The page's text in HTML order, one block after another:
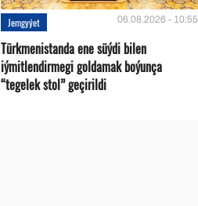
Jemgyýet 06.08.2026 - 10:55
Türkmenistanda ene süýdi bilen
iýmitlendirmegi goldamak boýunça
“tegelek stol” geçirildi